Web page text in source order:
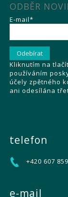
ODBĚR
E-mail*
Kliknutím na
používáním
účely zpětného
ani odesílána
telefon
+420 607
e-mail